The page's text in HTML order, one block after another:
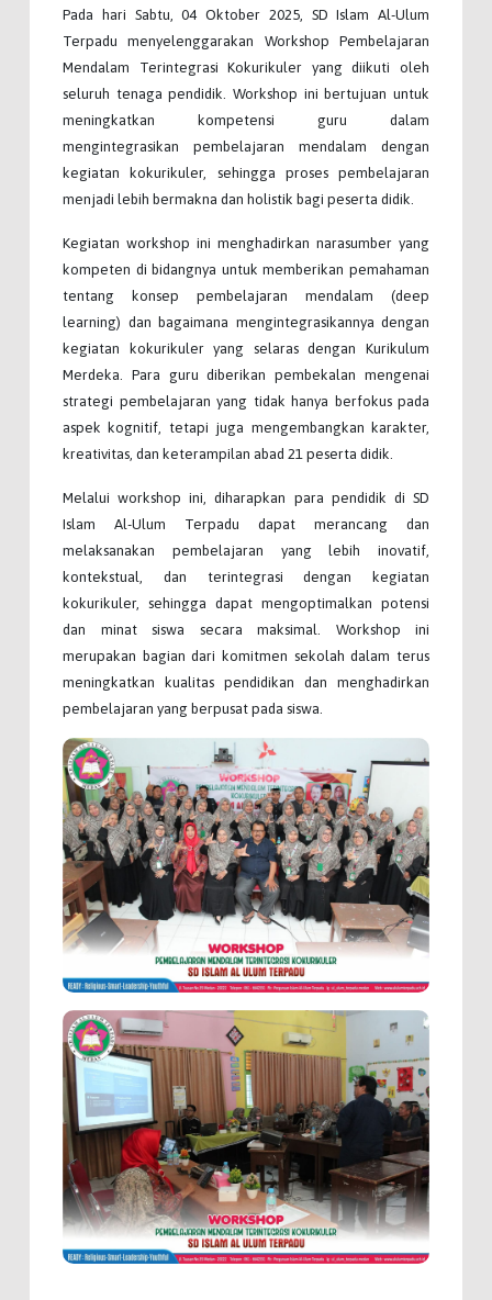
Pada hari Sabtu, 04 Oktober 2025, SD Islam Al-Ulum
Terpadu menyelenggarakan Workshop Pembelajaran
Mendalam Terintegrasi Kokurikuler yang diikuti oleh
seluruh tenaga pendidik. Workshop ini bertujuan untuk
meningkatkan kompetensi guru dalam
mengintegrasikan pembelajaran mendalam dengan
kegiatan kokurikuler, sehingga proses pembelajaran
menjadi lebih bermakna dan holistik bagi peserta didik.
Kegiatan workshop ini menghadirkan narasumber yang
kompeten di bidangnya untuk memberikan pemahaman
tentang konsep pembelajaran mendalam (deep
learning) dan bagaimana mengintegrasikannya dengan
kegiatan kokurikuler yang selaras dengan Kurikulum
Merdeka. Para guru diberikan pembekalan mengenai
strategi pembelajaran yang tidak hanya berfokus pada
aspek kognitif, tetapi juga mengembangkan karakter,
kreativitas, dan keterampilan abad 21 peserta didik.
Melalui workshop ini, diharapkan para pendidik di SD
Islam Al-Ulum Terpadu dapat merancang dan
melaksanakan pembelajaran yang lebih inovatif,
kontekstual, dan terintegrasi dengan kegiatan
kokurikuler, sehingga dapat mengoptimalkan potensi
dan minat siswa secara maksimal. Workshop ini
merupakan bagian dari komitmen sekolah dalam terus
meningkatkan kualitas pendidikan dan menghadirkan
pembelajaran yang berpusat pada siswa.